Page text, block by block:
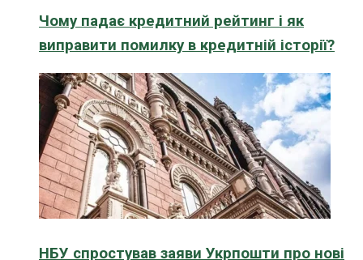
Чому падає кредитний рейтинг і як
виправити помилку в кредитній історії?
НБУ спростував заяви Укрпошти про нові